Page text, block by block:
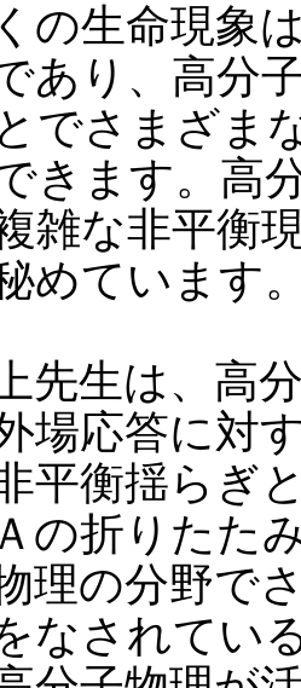
の生命現象
あり、高分
でさまざま
きます。高
雑な非平衡
めています
先生は、高
場応答に対
平衡揺らぎ
の折りたた
理の分野で
なされてい